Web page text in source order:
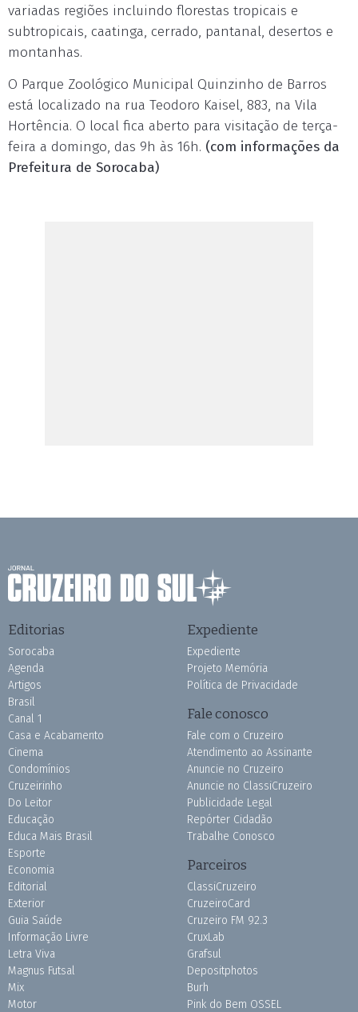
variadas regiões incluindo florestas tropicais e
subtropicais, caatinga, cerrado, pantanal, desertos e
montanhas.
O Parque Zoológico Municipal Quinzinho de Barros
está localizado na rua Teodoro Kaisel, 883, na Vila
Hortência. O local fica aberto para visitação de terça-
feira a domingo, das 9h às 16h. (com informações da
Prefeitura de Sorocaba)
Editorias
Sorocaba
Agenda
Artigos
Brasil
Canal 1
Casa e Acabamento
Cinema
Condomínios
Cruzeirinho
Do Leitor
Educação
Educa Mais Brasil
Esporte
Economia
Editorial
Exterior
Guia Saúde
Informação Livre
Letra Viva
Magnus Futsal
Mix
Motor
Expediente
Expediente
Projeto Memória
Política de Privacidade
Fale conosco
Fale com o Cruzeiro
Atendimento ao Assinante
Anuncie no Cruzeiro
Anuncie no ClassiCruzeiro
Publicidade Legal
Repórter Cidadão
Trabalhe Conosco
Parceiros
ClassiCruzeiro
CruzeiroCard
Cruzeiro FM 92.3
CruxLab
Grafsul
Depositphotos
Burh
Pink do Bem OSSEL